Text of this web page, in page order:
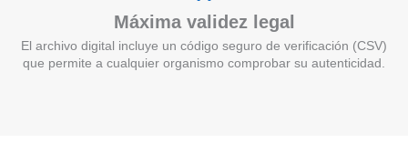
Máxima validez legal
El archivo digital incluye un código seguro de verificación (CSV)
que permite a cualquier organismo comprobar su autenticidad.